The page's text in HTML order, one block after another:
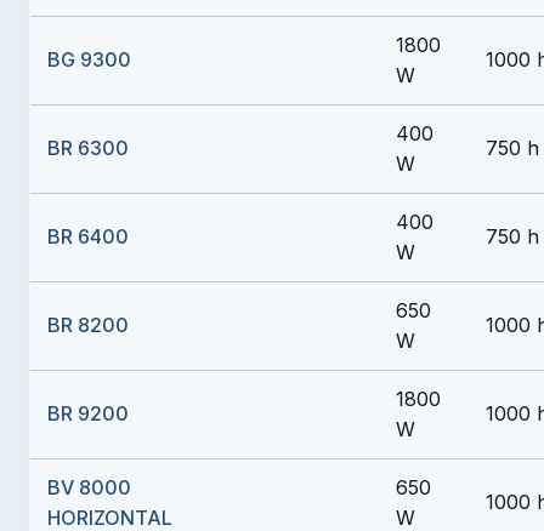
BG 9300
1800
W
1000
BR 6300
400
W
750 h
BR 6400
400
W
750 h
BR 8200
650
W
1000
BR 9200
1800
W
1000
BV 8000
HORIZONTAL
650
W
1000